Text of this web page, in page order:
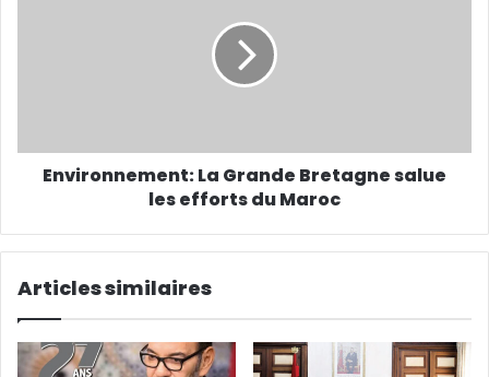
Environnement: La Grande Bretagne salue
les efforts du Maroc
Articles similaires